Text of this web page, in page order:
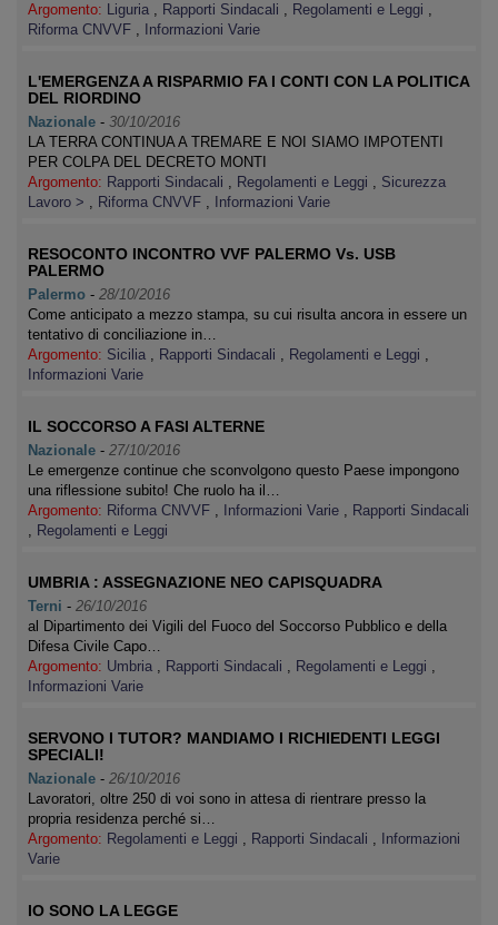
Argomento: Liguria , Rapporti Sindacali , Regolamenti e Leggi ,
Riforma CNVVF , Informazioni Varie
L'EMERGENZA A RISPARMIO FA I CONTI CON LA POLITICA
DEL RIORDINO
Nazionale - 30/10/2016
LA TERRA CONTINUA A TREMARE E NOI SIAMO IMPOTENTI
PER COLPA DEL DECRETO MONTI
Argomento: Rapporti Sindacali , Regolamenti e Leggi , Sicurezza
Lavoro > , Riforma CNVVF , Informazioni Varie
RESOCONTO INCONTRO VVF PALERMO Vs. USB
PALERMO
Palermo - 28/10/2016
Come anticipato a mezzo stampa, su cui risulta ancora in essere un
tentativo di conciliazione in…
Argomento: Sicilia , Rapporti Sindacali , Regolamenti e Leggi ,
Informazioni Varie
IL SOCCORSO A FASI ALTERNE
Nazionale - 27/10/2016
Le emergenze continue che sconvolgono questo Paese impongono
una riflessione subito! Che ruolo ha il…
Argomento: Riforma CNVVF , Informazioni Varie , Rapporti Sindacali
, Regolamenti e Leggi
UMBRIA : ASSEGNAZIONE NEO CAPISQUADRA
Terni - 26/10/2016
al Dipartimento dei Vigili del Fuoco del Soccorso Pubblico e della
Difesa Civile Capo…
Argomento: Umbria , Rapporti Sindacali , Regolamenti e Leggi ,
Informazioni Varie
SERVONO I TUTOR? MANDIAMO I RICHIEDENTI LEGGI
SPECIALI!
Nazionale - 26/10/2016
Lavoratori, oltre 250 di voi sono in attesa di rientrare presso la
propria residenza perché si…
Argomento: Regolamenti e Leggi , Rapporti Sindacali ,
Informazioni
Varie
IO SONO LA LEGGE